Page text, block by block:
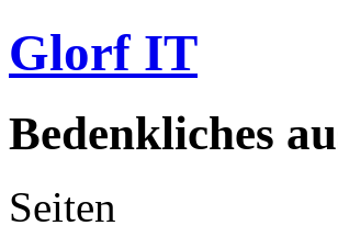
Glorf IT
Bedenkliches
Seiten